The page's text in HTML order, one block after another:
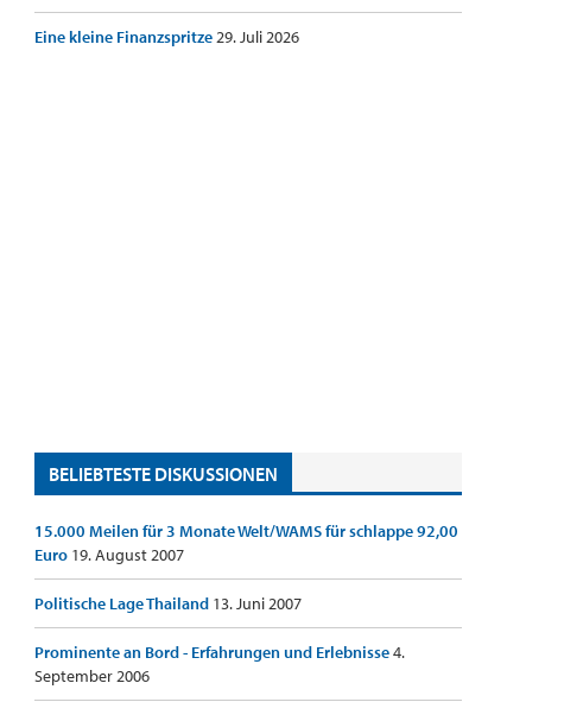
Eine kleine Finanzspritze29. Juli 2026
BELIEBTESTE DISKUSSIONEN
15.000 Meilen für 3 Monate Welt/WAMS für schlappe 92,00
Euro 19. August 2007
Politische Lage Thailand 13. Juni 2007
Prominente an Bord - Erfahrungen und Erlebnisse4.
September 2006